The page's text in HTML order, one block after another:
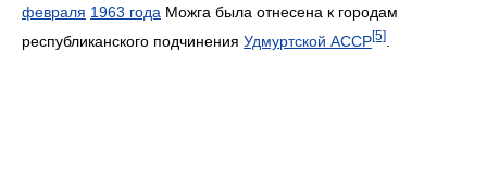
февраля 1963 года Можга была отнесена к городам
республиканского подчинения Удмуртской АССР[5]